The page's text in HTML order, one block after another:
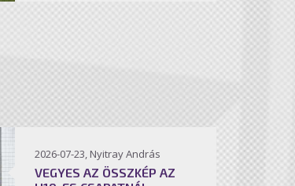
2026-07-23, Nyitray András
VEGYES AZ ÖSSZKÉP AZ